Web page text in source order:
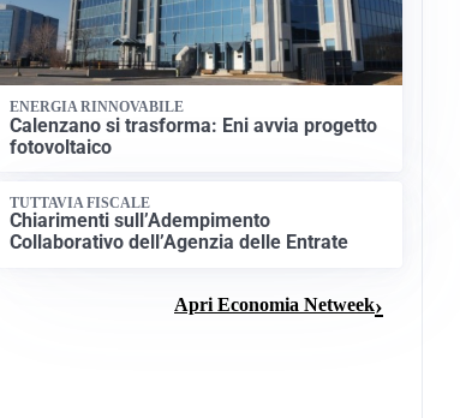
ENERGIA RINNOVABILE
Calenzano si trasforma: Eni avvia progetto
fotovoltaico
TUTTAVIA FISCALE
Chiarimenti sull’Adempimento
Collaborativo dell’Agenzia delle Entrate
Apri Economia Netweek